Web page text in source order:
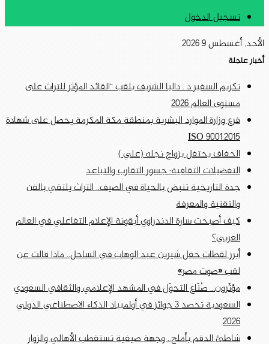
تسجيل الدخول
الأحد, أغسطس 9 2026
أخبار عاجلة
تكريم السفير د . داليا الشريف بلقب “القائد المؤثر للتراث على
مستوى العالم 2026
فرع وزارة الموارد البشرية بمنطقة مكة المكرمة يحصل على شهادة
ISO 9001:2015
الحفاف يحتفل بزواج نجله (علي )
التفضيلات الثقافية: جسور التقارب والتباعد
جدة التاريخية تنبض بالحياة في الصيف.. التراث يلتقي بالفن
والتقنية والمعرفة
كيف أصبحت سارة الدندراوي أيقونة الإعلام التفاعلي في العالم
العربي؟
أبرز لقطات حفل شيرين عبد الوهاب في الساحل.. ماذا قالت عن
لقب «صوت مصر»
مؤثّرون… صُنّاع التحوّل في المشهد الإعلامي والثقافي السعودي
السعودية تحصد 3 جوائز في أولمبياد الذكاء الاصطناعي الدولي
2026
شاطئ الدقم بأملج.. وجهة صيفية تستقطب الأهالي والزوار